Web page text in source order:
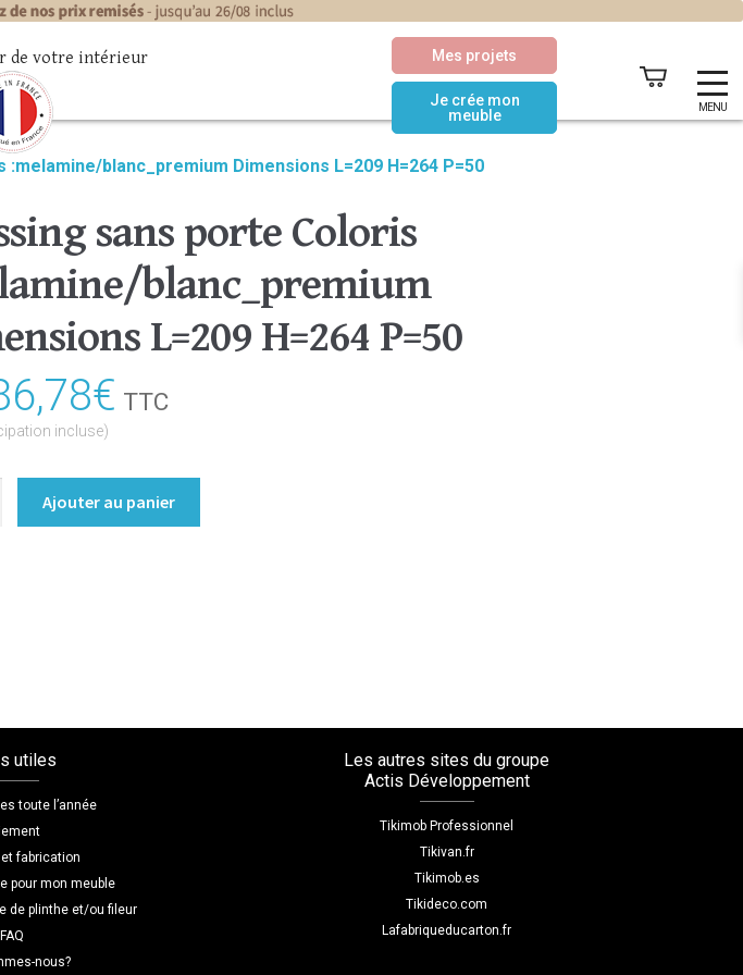
MENU
Mes projets
Je crée mon
meuble
de votre intérieur
blanc_premium Dimensions L=209 H=264 P=50
sans porte Coloris
blanc_premium
L=209 H=264 P=50
€ TTC
incluse)
Ajouter au panier
utiles
toute l’année
fabrication
pour mon meuble
de plinthe et/ou fileur
FAQ
nous?
Les autres sites du groupe
Actis Développement
Tikimob Professionnel
Tikivan.fr
Tikimob.es
Tikideco.com
Lafabriqueducarton.fr